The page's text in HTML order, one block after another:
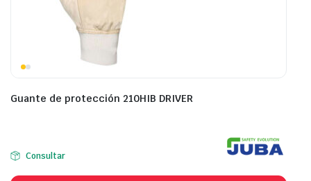
Guante de protección 210HIB DRIVER
Consultar